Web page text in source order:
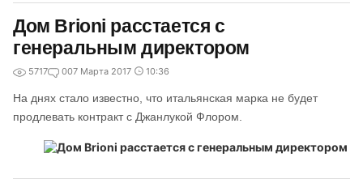
Дом Brioni расстается с
генеральным директором
5717 007 Марта 2017 10:36
На днях стало известно, что итальянская марка не будет
продлевать контракт с Джанлукой Флором.